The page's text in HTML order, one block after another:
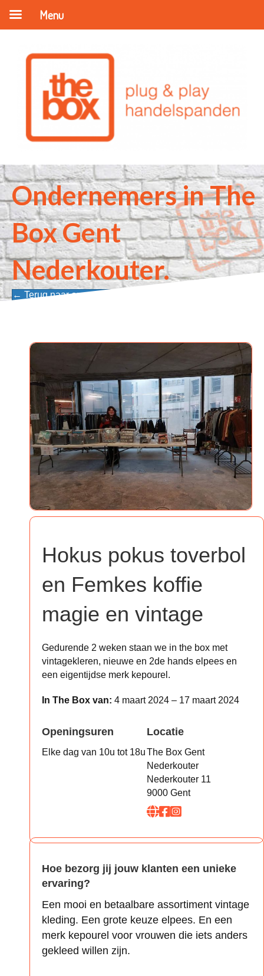
Ondernemers in The
Box Gent
Nederkouter.
← Terug naar onze ondernemers
Hokus pokus toverbol
en Femkes koffie
magie en vintage
Gedurende 2 weken staan we in the box met
vintagekleren, nieuwe en 2de hands elpees en
een eigentijdse merk kepourel.
In The Box van: 4 maart 2024 – 17 maart 2024
Openingsuren
Elke dag van 10u tot 18u
Locatie
The Box Gent
Nederkouter
Nederkouter 11
9000 Gent
Hoe bezorg jij jouw klanten een unieke
ervaring?
Een mooi en betaalbare assortiment vintage
kleding. Een grote keuze elpees. En een
merk kepourel voor vrouwen die iets anders
gekleed willen zijn.
Menu